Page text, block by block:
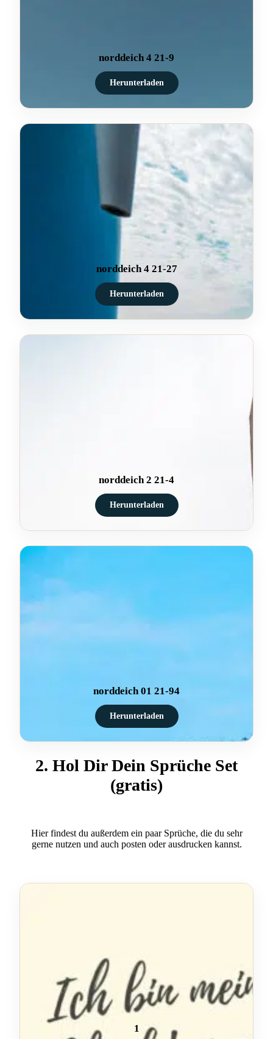
norddeich 4 21-9
Herunterladen
norddeich 4 21-27
Herunterladen
norddeich 2 21-4
Herunterladen
norddeich 01 21-94
Herunterladen
2. Hol Dir Dein Sprüche Set
(gratis)
Hier findest du außerdem ein paar Sprüche, die du sehr
gerne nutzen und auch posten oder ausdrucken kannst.
1